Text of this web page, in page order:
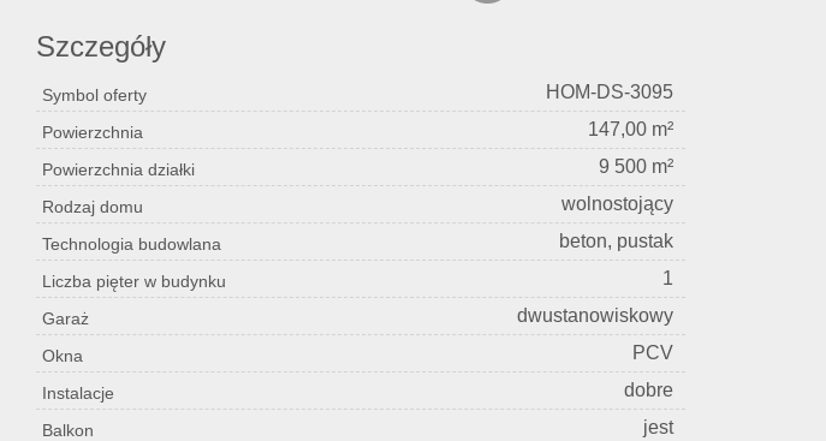
Szczegóły
Symbol oferty HOM-DS-3095
Powierzchnia 147,00 m²
Powierzchnia działki 9 500 m²
Rodzaj domu wolnostojący
Technologia budowlana beton, pustak
Liczba pięter w budynku 1
Garaż dwustanowiskowy
Okna PCV
Instalacje dobre
Balkon jest